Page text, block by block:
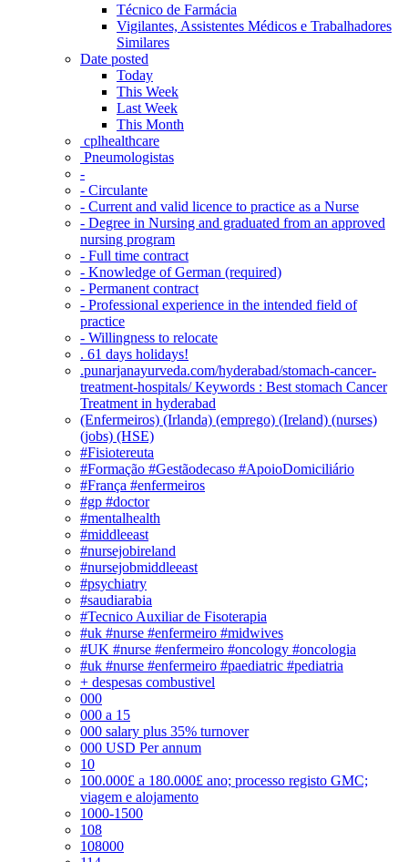
Técnico de Farmácia
Vigilantes, Assistentes Médicos e Trabalhadores
Similares
Date posted
Today
This Week
Last Week
This Month
‎ cplhealthcare‬
Pneumologistas
-
- Circulante
- Current and valid licence to practice as a Nurse
- Degree in Nursing and graduated from an approved
nursing program
- Full time contract
- Knowledge of German (required)
- Permanent contract
- Professional experience in the intended field of
practice
- Willingness to relocate
. 61 days holidays!
.punarjanayurveda.com/hyderabad/stomach-cancer-
treatment-hospitals/ Keywords : Best stomach Cancer
Treatment in hyderabad
(Enfermeiros) (Irlanda) (emprego) (Ireland) (nurses)
(jobs) (HSE)
#Fisiotereuta
#Formação #Gestãodecaso #ApoioDomiciliário
#França #enfermeiros
#gp #doctor
#mentalhealth
#middleeast
#nursejobireland
#nursejobmiddleeast
#psychiatry
#saudiarabia
#Tecnico Auxiliar de Fisoterapia
#uk #nurse #enfermeiro #midwives
#UK #nurse #enfermeiro #oncology #oncologia
#uk #nurse #enfermeiro #paediatric #pediatria
+ despesas combustivel
000
000 a 15
000 salary plus 35% turnover
000 USD Per annum
10
100.000£ a 180.000£ ano; processo registo GMC;
viagem e alojamento
1000-1500
108
108000